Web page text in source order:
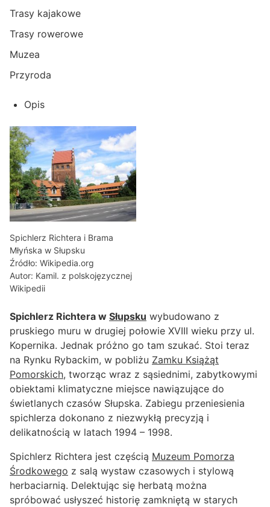
Trasy kajakowe
Trasy rowerowe
Muzea
Przyroda
Opis
Spichlerz Richtera i Brama
Młyńska w Słupsku
Źródło: Wikipedia.org
Autor: Kamil. z polskojęzycznej
Wikipedii
Spichlerz Richtera w Słupsku wybudowano z
pruskiego muru w drugiej połowie XVIII wieku przy ul.
Kopernika. Jednak próżno go tam szukać. Stoi teraz
na Rynku Rybackim, w pobliżu Zamku Książąt
Pomorskich, tworząc wraz z sąsiednimi, zabytkowymi
obiektami klimatyczne miejsce nawiązujące do
świetlanych czasów Słupska. Zabiegu przeniesienia
spichlerza dokonano z niezwykłą precyzją i
delikatnością w latach 1994 – 1998.
Spichlerz Richtera jest częścią Muzeum Pomorza
Środkowego z salą wystaw czasowych i stylową
herbaciarnią. Delektując się herbatą można
spróbować usłyszeć historię zamkniętą w starych